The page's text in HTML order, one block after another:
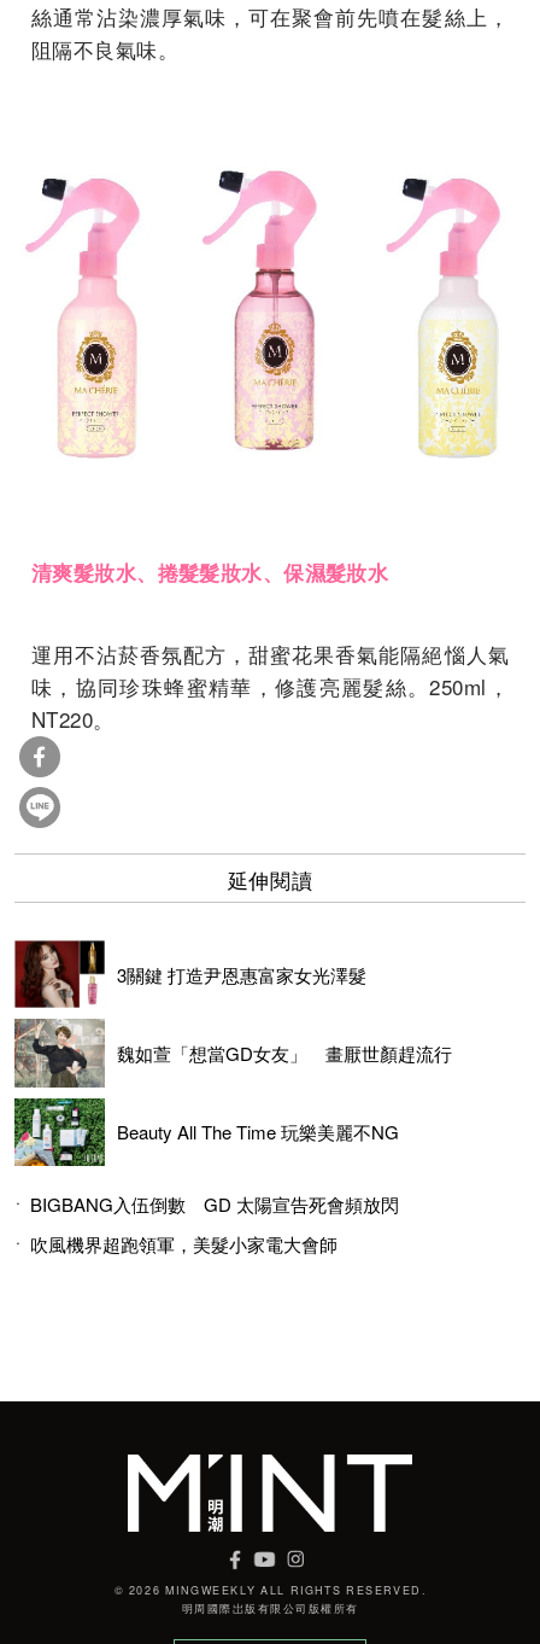
絲通常沾染濃厚氣味，可在聚會前先噴在髮絲上，
阻隔不良氣味。
清爽髮妝水、捲髮髮妝水、保濕髮妝水
運用不沾菸香氛配方，甜蜜花果香氣能隔絕惱人氣
味，協同珍珠蜂蜜精華，修護亮麗髮絲。250ml，
NT220。
延伸閱讀
3關鍵 打造尹恩惠富家女光澤髮
魏如萱「想當GD女友」 畫厭世顏趕流行
Beauty All The Time 玩樂美麗不NG
BIGBANG入伍倒數 GD 太陽宣告死會頻放閃
吹風機界超跑領軍，美髮小家電大會師
© 2026 MINGWEEKLY ALL RIGHTS RESERVED.
明周國際岀版有限公司版權所有